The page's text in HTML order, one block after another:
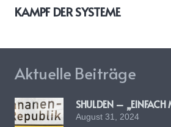
KAMPF DER SYSTEME
Aktuelle Beiträge
SHULDEN – „EINFACH
August 31, 2024